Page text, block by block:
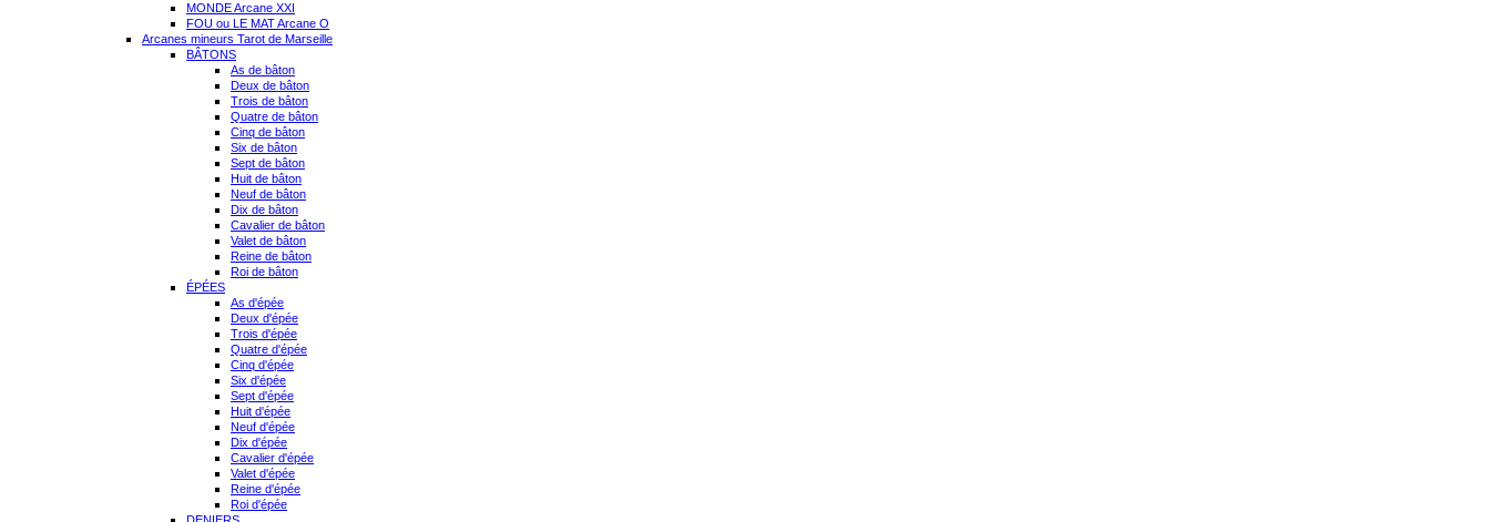
MONDE Arcane XXI
FOU ou LE MAT Arcane O
Arcanes mineurs Tarot de Marseille
BÂTONS
As de bâton
Deux de bâton
Trois de bâton
Quatre de bâton
Cinq de bâton
Six de bâton
Sept de bâton
Huit de bâton
Neuf de bâton
Dix de bâton
Cavalier de bâton
Valet de bâton
Reine de bâton
Roi de bâton
ÉPÉES
As d'épée
Deux d'épée
Trois d'épée
Quatre d'épée
Cinq d'épée
Six d'épée
Sept d'épée
Huit d'épée
Neuf d'épée
Dix d'épée
Cavalier d'épée
Valet d'épée
Reine d'épée
Roi d'épée